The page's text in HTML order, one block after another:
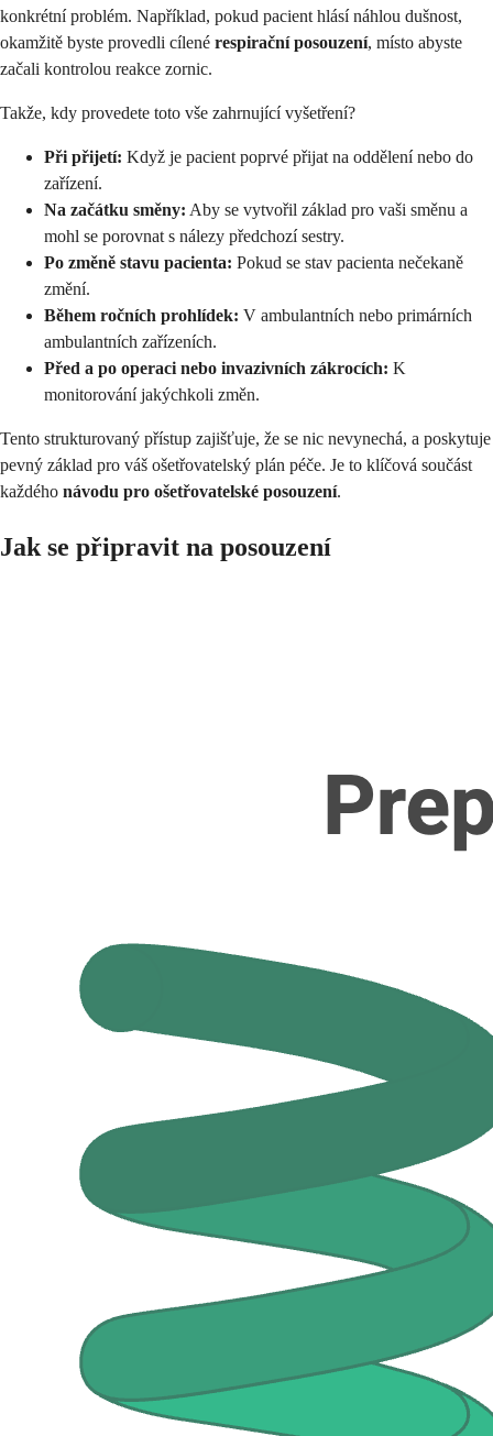
konkrétní problém. Například, pokud pacient hlásí náhlou dušnost,
okamžitě byste provedli cílené respirační posouzení, místo abyste
začali kontrolou reakce zornic.
Takže, kdy provedete toto vše zahrnující vyšetření?
Při přijetí: Když je pacient poprvé přijat na oddělení nebo do
zařízení.
Na začátku směny: Aby se vytvořil základ pro vaši směnu a
mohl se porovnat s nálezy předchozí sestry.
Po změně stavu pacienta: Pokud se stav pacienta nečekaně
změní.
Během ročních prohlídek: V ambulantních nebo primárních
ambulantních zařízeních.
Před a po operaci nebo invazivních zákrocích: K
monitorování jakýchkoli změn.
Tento strukturovaný přístup zajišťuje, že se nic nevynechá, a poskytuje
pevný základ pro váš ošetřovatelský plán péče. Je to klíčová součást
každého návodu pro ošetřovatelské posouzení.
Jak se připravit na posouzení